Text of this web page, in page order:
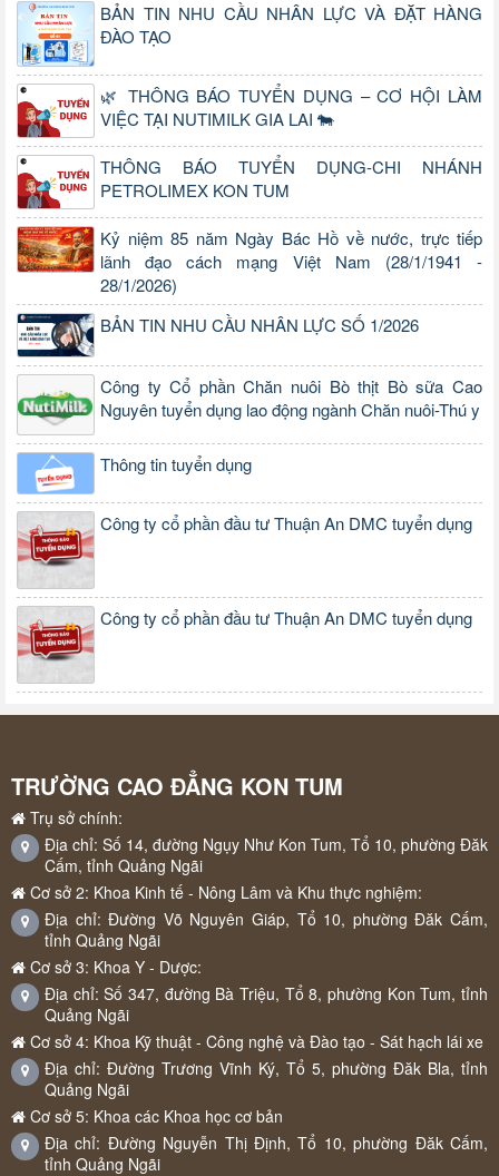
BẢN TIN NHU CẦU NHÂN LỰC VÀ ĐẶT HÀNG
ĐÀO TẠO
🌿 THÔNG BÁO TUYỂN DỤNG – CƠ HỘI LÀM
VIỆC TẠI NUTIMILK GIA LAI 🐄
THÔNG BÁO TUYỂN DỤNG-CHI NHÁNH
PETROLIMEX KON TUM
Kỷ niệm 85 năm Ngày Bác Hồ về nước, trực tiếp
lãnh đạo cách mạng Việt Nam (28/1/1941 -
28/1/2026)
BẢN TIN NHU CẦU NHÂN LỰC SỐ 1/2026
Công ty Cổ phần Chăn nuôi Bò thịt Bò sữa Cao
Nguyên tuyển dụng lao động ngành Chăn nuôi-Thú y
Thông tin tuyển dụng
Công ty cổ phần đầu tư Thuận An DMC tuyển dụng
Công ty cổ phần đầu tư Thuận An DMC tuyển dụng
TRƯỜNG CAO ĐẲNG KON TUM
Trụ sở chính:
Địa chỉ: Số 14, đường Ngụy Như Kon Tum, Tổ 10, phường Đăk
Cấm, tỉnh Quảng Ngãi
Cơ sở 2: Khoa Kinh tế - Nông Lâm và Khu thực nghiệm:
Địa chỉ: Đường Võ Nguyên Giáp, Tổ 10, phường Đăk Cấm,
tỉnh Quảng Ngãi
Cơ sở 3: Khoa Y - Dược:
Địa chỉ: Số 347, đường Bà Triệu, Tổ 8, phường Kon Tum, tỉnh
Quảng Ngãi
Cơ sở 4: Khoa Kỹ thuật - Công nghệ và Đào tạo - Sát hạch lái xe
Địa chỉ: Đường Trương Vĩnh Ký, Tổ 5, phường Đăk Bla, tỉnh
Quảng Ngãi
Cơ sở 5: Khoa các Khoa học cơ bản
Địa chỉ: Đường Nguyễn Thị Định, Tổ 10, phường Đăk Cấm,
tỉnh Quảng Ngãi